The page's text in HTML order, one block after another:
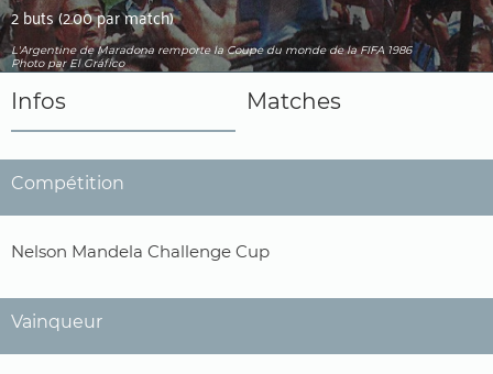
2 buts (2.00 par match)
L'Argentine de Maradona remporte la Coupe du monde de la FIFA 1986
Photo par El Gráfico
Infos Matches
Compétition
Nelson Mandela Challenge Cup
Vainqueur